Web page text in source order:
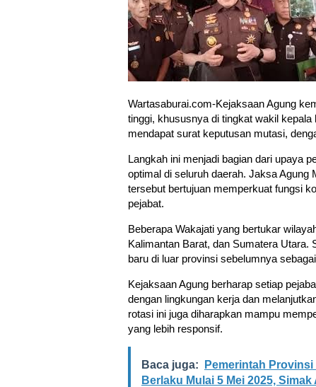
Wartasaburai.com-Kejaksaan Agung
tinggi, khususnya di tingkat wakil
mendapat surat keputusan mutasi,
Langkah ini menjadi bagian dari upaya
optimal di seluruh daerah. Jaksa Agung
tersebut bertujuan memperkuat fungsi
pejabat.
Beberapa Wakajati yang bertukar
Kalimantan Barat, dan Sumatera Utara.
baru di luar provinsi sebelumnya
Kejaksaan Agung berharap setiap
dengan lingkungan kerja dan
rotasi ini juga diharapkan mampu
yang lebih responsif.
Baca juga:
Pemerintah
Berlaku Mulai 5 Mei 2025,